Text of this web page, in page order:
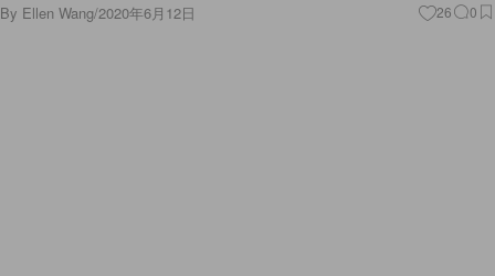
By Ellen Wang/2020年6月12日 26 0